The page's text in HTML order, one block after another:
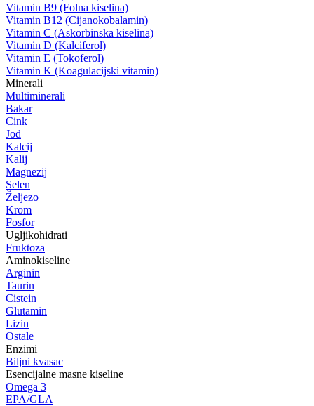
Vitamin B9 (Folna kiselina)
Vitamin B12 (Cijanokobalamin)
Vitamin C (Askorbinska kiselina)
Vitamin D (Kalciferol)
Vitamin E (Tokoferol)
Vitamin K (Koagulacijski vitamin)
Minerali
Multiminerali
Bakar
Cink
Jod
Kalcij
Kalij
Magnezij
Selen
Željezo
Krom
Fosfor
Ugljikohidrati
Fruktoza
Aminokiseline
Arginin
Taurin
Cistein
Glutamin
Lizin
Ostale
Enzimi
Biljni kvasac
Esencijalne masne kiseline
Omega 3
EPA/GLA